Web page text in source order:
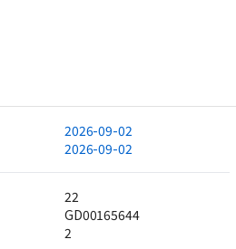
2026-09-02
2026-09-02
22
GD00165644
2